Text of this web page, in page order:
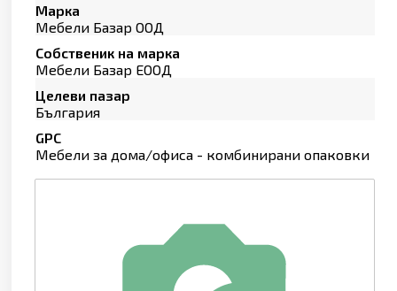
Марка
Мебели Базар ООД
Собственик на марка
Мебели Базар ЕООД
Целеви пазар
България
GPC
Мебели за дома/офиса - комбинирани опаковки